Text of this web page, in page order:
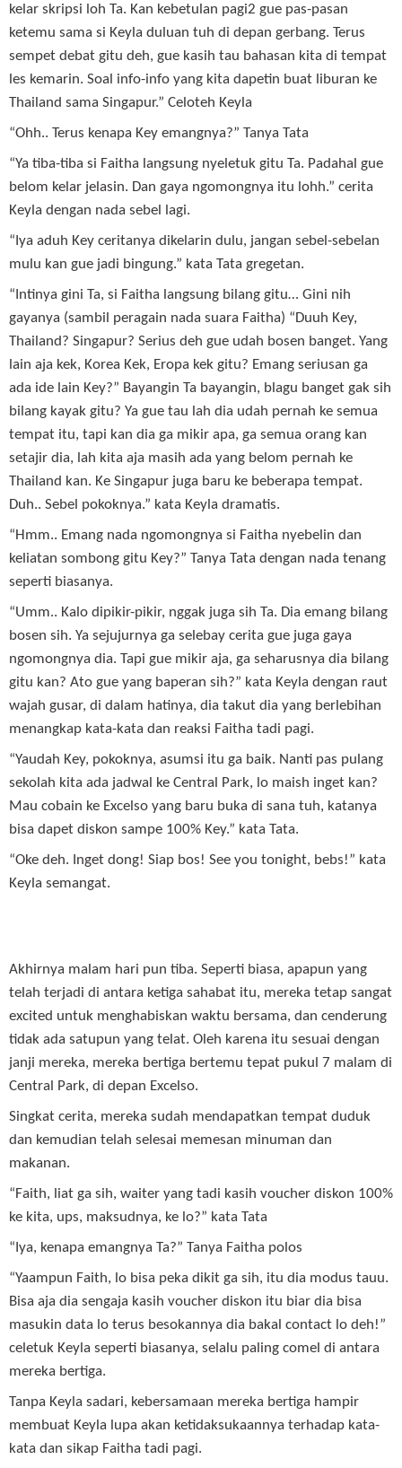
kelar skripsi loh Ta. Kan kebetulan pagi2 gue pas-pasan
ketemu sama si Keyla duluan tuh di depan gerbang. Terus
sempet debat gitu deh, gue kasih tau bahasan kita di tempat
les kemarin. Soal info-info yang kita dapetin buat liburan ke
Thailand sama Singapur.” Celoteh Keyla
“Ohh.. Terus kenapa Key emangnya?” Tanya Tata
“Ya tiba-tiba si Faitha langsung nyeletuk gitu Ta. Padahal gue
belom kelar jelasin. Dan gaya ngomongnya itu lohh.” cerita
Keyla dengan nada sebel lagi.
“Iya aduh Key ceritanya dikelarin dulu, jangan sebel-sebelan
mulu kan gue jadi bingung.” kata Tata gregetan.
“Intinya gini Ta, si Faitha langsung bilang gitu… Gini nih
gayanya (sambil peragain nada suara Faitha) “Duuh Key,
Thailand? Singapur? Serius deh gue udah bosen banget. Yang
lain aja kek, Korea Kek, Eropa kek gitu? Emang seriusan ga
ada ide lain Key?” Bayangin Ta bayangin, blagu banget gak sih
bilang kayak gitu? Ya gue tau lah dia udah pernah ke semua
tempat itu, tapi kan dia ga mikir apa, ga semua orang kan
setajir dia, lah kita aja masih ada yang belom pernah ke
Thailand kan. Ke Singapur juga baru ke beberapa tempat.
Duh.. Sebel pokoknya.” kata Keyla dramatis.
“Hmm.. Emang nada ngomongnya si Faitha nyebelin dan
keliatan sombong gitu Key?” Tanya Tata dengan nada tenang
seperti biasanya.
“Umm.. Kalo dipikir-pikir, nggak juga sih Ta. Dia emang bilang
bosen sih. Ya sejujurnya ga selebay cerita gue juga gaya
ngomongnya dia. Tapi gue mikir aja, ga seharusnya dia bilang
gitu kan? Ato gue yang baperan sih?” kata Keyla dengan raut
wajah gusar, di dalam hatinya, dia takut dia yang berlebihan
menangkap kata-kata dan reaksi Faitha tadi pagi.
“Yaudah Key, pokoknya, asumsi itu ga baik. Nanti pas pulang
sekolah kita ada jadwal ke Central Park, lo maish inget kan?
Mau cobain ke Excelso yang baru buka di sana tuh, katanya
bisa dapet diskon sampe 100% Key.” kata Tata.
“Oke deh. Inget dong! Siap bos! See you tonight, bebs!” kata
Keyla semangat.
Akhirnya malam hari pun tiba. Seperti biasa, apapun yang
telah terjadi di antara ketiga sahabat itu, mereka tetap sangat
excited untuk menghabiskan waktu bersama, dan cenderung
tidak ada satupun yang telat. Oleh karena itu sesuai dengan
janji mereka, mereka bertiga bertemu tepat pukul 7 malam di
Central Park, di depan Excelso.
Singkat cerita, mereka sudah mendapatkan tempat duduk
dan kemudian telah selesai memesan minuman dan
makanan.
“Faith, liat ga sih, waiter yang tadi kasih voucher diskon 100%
ke kita, ups, maksudnya, ke lo?” kata Tata
“Iya, kenapa emangnya Ta?” Tanya Faitha polos
“Yaampun Faith, lo bisa peka dikit ga sih, itu dia modus tauu.
Bisa aja dia sengaja kasih voucher diskon itu biar dia bisa
masukin data lo terus besokannya dia bakal contact lo deh!”
celetuk Keyla seperti biasanya, selalu paling comel di antara
mereka bertiga.
Tanpa Keyla sadari, kebersamaan mereka bertiga hampir
membuat Keyla lupa akan ketidaksukaannya terhadap kata-
kata dan sikap Faitha tadi pagi.